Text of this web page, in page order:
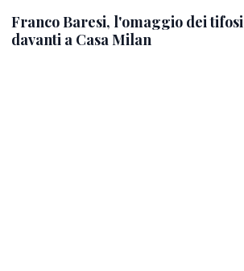
Franco Baresi, l'omaggio dei tifosi
davanti a Casa Milan